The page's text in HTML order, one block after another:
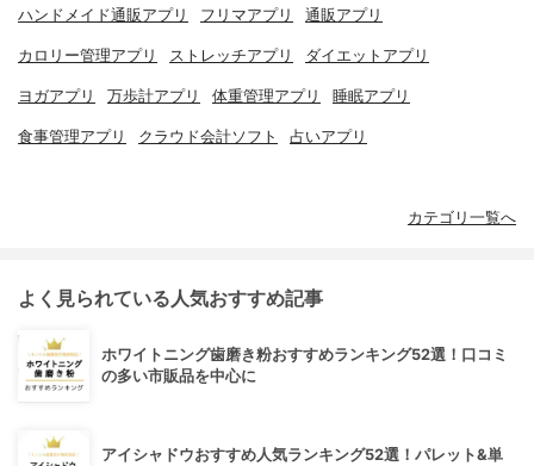
ハンドメイド通販アプリ フリマアプリ 通販アプリ
カロリー管理アプリ ストレッチアプリ ダイエットアプリ
ヨガアプリ 万歩計アプリ 体重管理アプリ 睡眠アプリ
食事管理アプリ クラウド会計ソフト 占いアプリ
カテゴリ一覧へ
よく見られている人気おすすめ記事
ホワイトニング歯磨き粉おすすめランキング52選！口コミ
の多い市販品を中心に
アイシャドウおすすめ人気ランキング52選！パレット&単